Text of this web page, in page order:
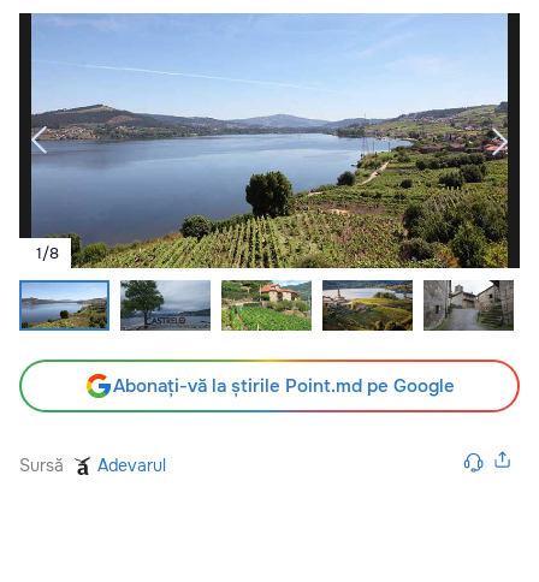
1/8
Abonați-vă la știrile Point.md pe Google
Sursă Adevarul